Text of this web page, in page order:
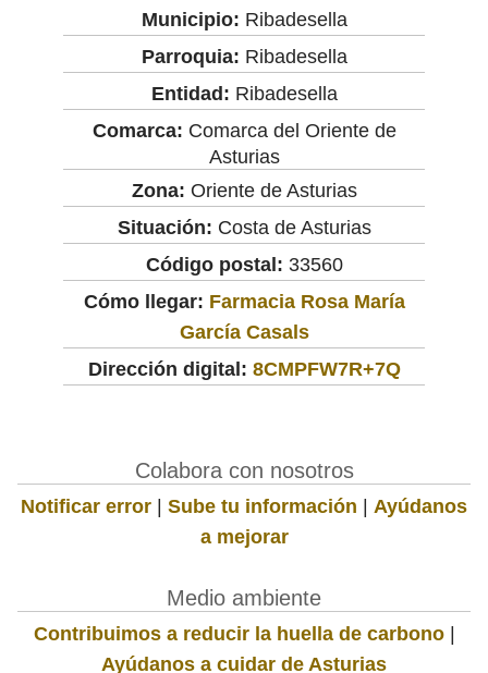
Municipio: Ribadesella
Parroquia: Ribadesella
Entidad: Ribadesella
Comarca: Comarca del Oriente de
Asturias
Zona: Oriente de Asturias
Situación: Costa de Asturias
Código postal: 33560
Cómo llegar: Farmacia Rosa María
García Casals
Dirección digital: 8CMPFW7R+7Q
Colabora con nosotros
Notificar error | Sube tu información | Ayúdanos
a mejorar
Medio ambiente
Contribuimos a reducir la huella de carbono|
Ayúdanos a cuidar de Asturias